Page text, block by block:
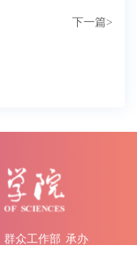
下一篇>
群众工作部 承办